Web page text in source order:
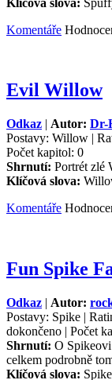
Komentáře
Evil Willow
Odkaz | Autor: Dr-
Postavy: Willow |
Počet kapitol: 0
Shrnutí: Portrét zlé
Klíčová slova:
Komentáře
Fun Spike
Odkaz | Autor:
Postavy: Spike |
dokončeno | Počet
Shrnutí: O
celkem podrobně
Klíčová slova: